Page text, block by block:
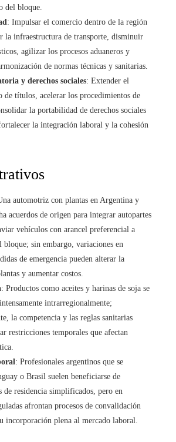
del bloque.
: Impulsar el comercio dentro de la región
la infraestructura de transporte, disminuir
agilizar los procesos aduaneros y
de normas técnicas y sanitarias.
y derechos sociales: Extender el
de títulos, acelerar los procedimientos de
la portabilidad de derechos sociales
la integración laboral y la cohesión
automotriz con plantas en Argentina y
acuerdos de origen para integrar autopartes
vehículos con arancel preferencial a
bloque; sin embargo, variaciones en
de emergencia pueden alterar la
y aumentar costos.
: Productos como aceites y harinas de soja se
intrarregionalmente;
la competencia y las reglas sanitarias
restricciones temporales que afectan
: Profesionales argentinos que se
o Brasil suelen beneficiarse de
de residencia simplificados, pero en
afrontan procesos de convalidación
incorporación plena al mercado laboral.